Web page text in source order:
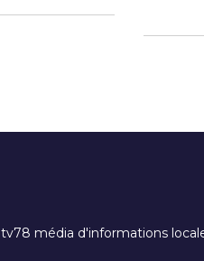
tv78 média d'informations